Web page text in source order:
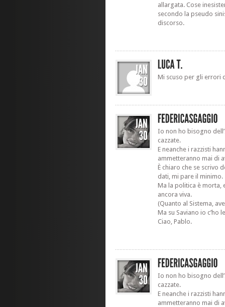
allargata. Cose
secondo la pseudo
discorso.
Mi scuso per gli errori
Io non ho bisogno
cazzate.
E neanche i razzisti
ammetteranno mai di
È chiaro che se scrivo
dati, mi pare il minimo.
Ma la politica è morta,
ancora viva.
(Quanto al Sistema,
Ma su Saviano io c’ho
Ciao, Pablo.
Io non ho bisogno
cazzate.
E neanche i razzisti
ammetteranno mai di